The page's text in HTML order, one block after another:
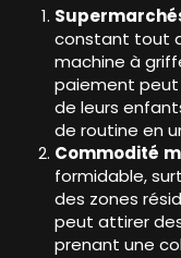
constant tout
machine à
paiement
de leurs
de routine en
Commodité
formidable,
des zones
peut attirer
prenant une